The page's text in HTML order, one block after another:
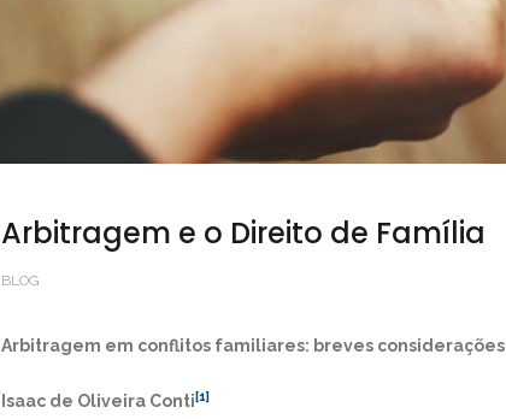
Arbitragem e o Direito de Família
BLOG
Arbitragem em conflitos familiares: breves considerações
Isaac de Oliveira Conti [1]